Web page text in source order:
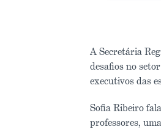
A Secretária
desafios no
executivos das
Sofia Ribeiro
professores,